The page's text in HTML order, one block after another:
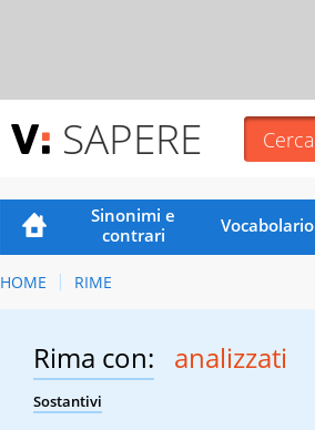
SAPERE
Sinonimi e
contrari
Vocabolario
HOME RIME
Rima con: analizzati
Sostantivi